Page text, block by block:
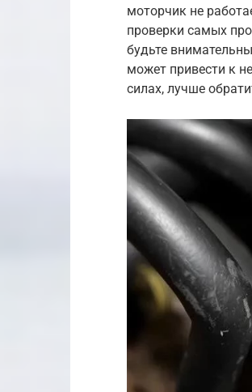
моторчик не
проверки самых
будьте
может привести к
силах, лучше